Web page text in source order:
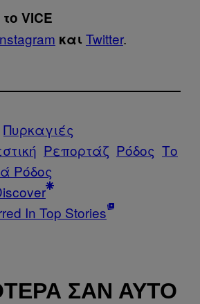
VICE
και Twitter.
Πυρκαγιές
Ρεπορτάζ Ρόδος Το
Ρόδος
In Top Stories
ΣΑΝ ΑΥΤΌ